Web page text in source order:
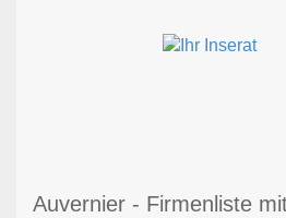
Auvernier - Firmenliste